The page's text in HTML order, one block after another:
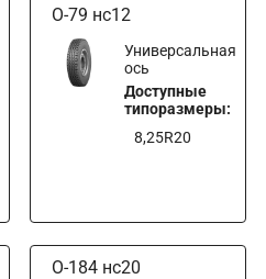
О-79 нс12
Универсальная
ось
Доступные
типоразмеры:
8,25R20
О-184 нс20